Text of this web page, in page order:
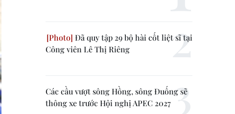
Đã quy tập 29 bộ hài cốt liệt sĩ tại
Công viên Lê Thị Riêng
Các cầu vượt sông Hồng, sông Đuống sẽ
thông xe trước Hội nghị APEC 2027